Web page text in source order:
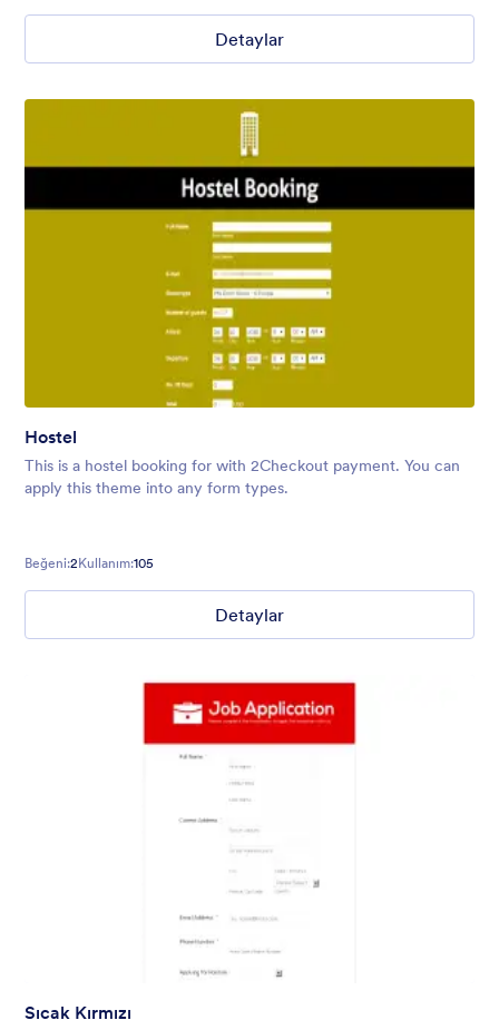
Detaylar
Hostel
This is a hostel booking for with 2Checkout payment. You can
apply this theme into any form types.
Beğeni:2Kullanım:105
Detaylar
Sıcak Kırmızı